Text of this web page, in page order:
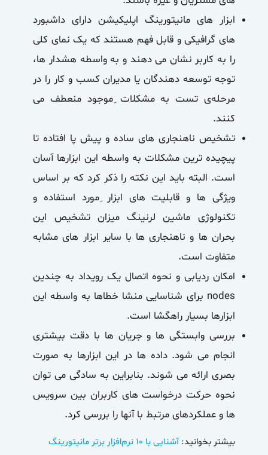
ابزار هایمانیتورینگ اپلیکیشندارای داشبورد
های گرافیکی و قابل فهم هستند که یک نمای کلی
را به کاربر نشان می دهند و به واسطه هشدار ها،
توجه توسعه دهندگان یا مدیران کسب و کار را در
مرحله‌ی تست به مشکلات ِموجود منعطف می
کنند.
تشخیص ناهنجاری های ساده و پیش پا افتاده تا
پیچیده ترین مشکلات به واسطه این ابزارها آسان
است. البته باید این نکته را ذکر کرد که بر اساس
ویژگی ها و قابلیت های ابزار ِمورد استفاده و
تکنولوژی ماشین لرنینگ میزان تشخیص این
بحران ها و ناهنجاری ها با سایر ابزار های مشابه
متفاوت است.
امکان ردیابی و نحوه اتصال یک رویداد به چندین
nodes برای شناسایی منشا خطاها به واسطه این
ابزارها بسیار راهگشا است.
بررسی وابستگی ها و جریان ها با دقت بیشتری
انجام می شود. داده ها در این ابزارها به صورت
بصری ارائه می شوند. بنابراین به سادگی می توان
نحوه حرکت درخواست های کاربران بین سرویس
ها و عملکردهای مرتبط با آنها را بررسی کرد.
بیشتر بخوانید:آشنایی با ۱۰ نرم‌افزار برتر مانیتورینگ